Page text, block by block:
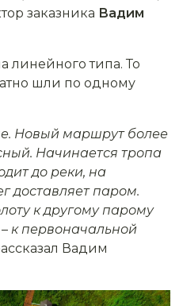
заказника Вадим
линейного типа. То
шли по одному
Новый маршрут более
Начинается тропа
до реки, на
доставляет паром.
к другому парому
– к первоначальной
Вадим